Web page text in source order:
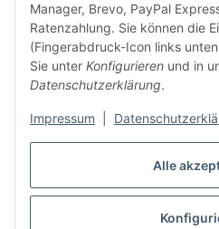
Alle
Manager, Brevo, PayPal
Ratenzahlung. Sie können die
(Fingerabdruck-Icon links
Sie unter Konfigurieren und in
Datenschutzerklärung.
Impressum
Gesetzliche Informationen
Vertrag
Bücher
Seminare